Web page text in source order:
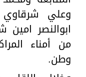
وعلي شرقاوي
ابوالنصر
من أمناء
وطن.